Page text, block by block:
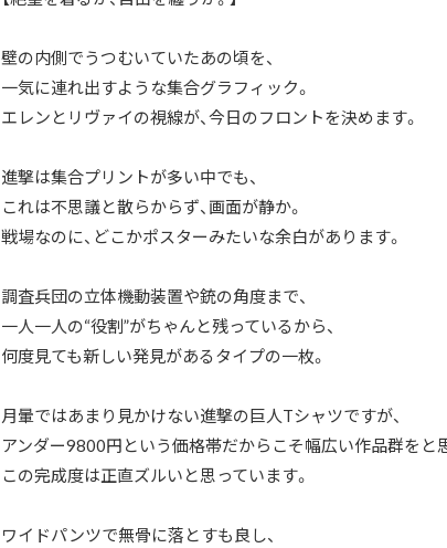
壁の内側でうつむいていたあの頃を、
一気に連れ出すような集合グラフィック。
エレンとリヴァイの視線が、今日のフロントを決めます。
進撃は集合プリントが多い中でも、
これは不思議と散らからず、画面が静か。
戦場なのに、どこかポスターみたいな余白があります。
調査兵団の立体機動装置や銃の角度まで、
一人一人の“役割”がちゃんと残っているから、
何度見ても新しい発見があるタイプの一枚。
月暈ではあまり見かけない進撃の巨人Tシャツですが、
アンダー9800円という価格帯だからこそ幅広い作品群をと
この完成度は正直ズルいと思っています。
ワイドパンツで無骨に落とすも良し、